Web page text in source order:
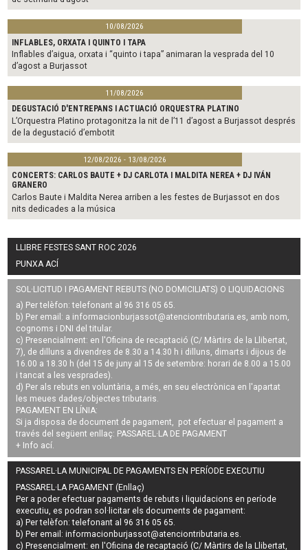
10/08/2026
INFLABLES, ORXATA I QUINTO I TAPA
Inflables d’aigua, orxata i “quinto i tapa” animaran la vesprada del 10
d’agost a Burjassot
11/08/2026
DEGUSTACIÓ D'ENTREPANS I ACTUACIÓ ORQUESTRA PLATINO
L’Orquestra Platino protagonitza la nit de l’11 d’agost a Burjassot després
de la degustació d’embotit
12/08/2026 - 13/08/2026
CONCERTS: CARLOS BAUTE + DJ CARLOTA I MALDITA NEREA + DJ IVÁN
GRANERO
Carlos Baute i Maldita Nerea arriben a les festes de Burjassot en dos
nits dedicades a la música
LLIBRE FESTES SANT ROC 2026
PUNXA ACÍ
SOL·LICITUD I PAGAMENT REBUTS (NO DOMICILIATS) O LIQUIDACIONS
a) Per telèfon: telefonant al 96 316 05 65.
b) Per email: a informacionburjassot@atenciontributaria.es, amb nom,
cognoms i DNI del titular.
c) Presencialment: en l'Oficina de recaptació (C/ Màrtirs de la Llibertat,
7), de dilluns a divendres de 8.30 a 14.30 h i dilluns, dimarts i dijous de
16.00 a 18.30 h (del 15 de juny al 15 de setembre: horari de 8.00 a 15.00
i tancat a les vesprades).
d) Per als rebuts en voluntària, a més, en seu electrònica en l'apartat
les meues dades/objectes tributaris.
PAGAMENT EN LÍNIA:
Si ja disposa de document de pagament, pot efectuar el pagament a
través del següent enllaç: PASSAREL·LA DE PAGAMENT
+ Info ací.
PASSAREL·LA MUNICIPAL DE PAGAMENTS EN PERÍODE EXECUTIU
PASSAREL·LA PAGAMENT (Enllaç)
Per a poder efectuar pagaments derebuts i liquidacions en període
executiu , es podran sol·licitar els documents de pagament:
a) Per telèfon: telefonant al 96 316 05 65.
b) Per email:informacionburjassot@atenciontributaria.es
c) Presencialment: en l'Oficina de recaptació (C/ Màrtirs de la Llibertat,